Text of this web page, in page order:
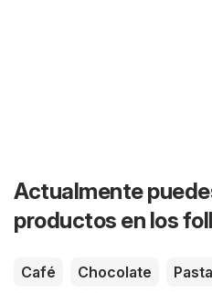
Actualmente
productos en los
Café Chocolate Pasta